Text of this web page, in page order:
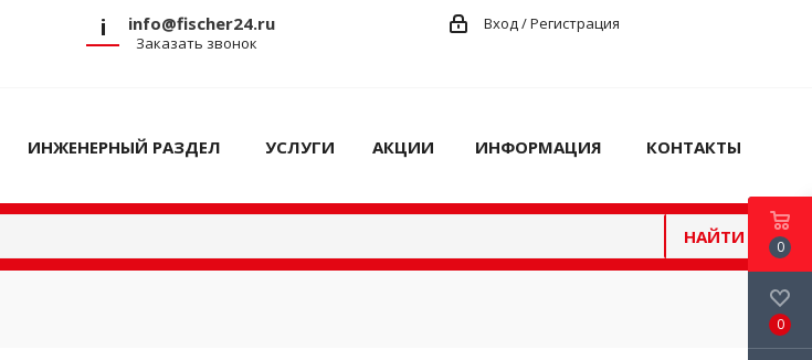
i info@fischer24.ru
Заказать звонок
Вход / Регистрация
ИНЖЕНЕРНЫЙ РАЗДЕЛ УСЛУГИ АКЦИИ ИНФОРМАЦИЯ КОНТАКТЫ
НАЙТИ 0
0